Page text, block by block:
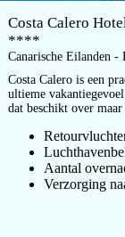
Costa Calero
****
Canarische Eilanden -
Costa Calero is een
ultieme
dat beschikt over
Aantal
Verzorging